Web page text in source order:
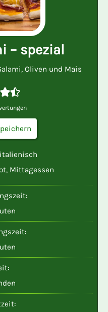
– spezial
Oliven und Mais
italienisch
, Mittagessen